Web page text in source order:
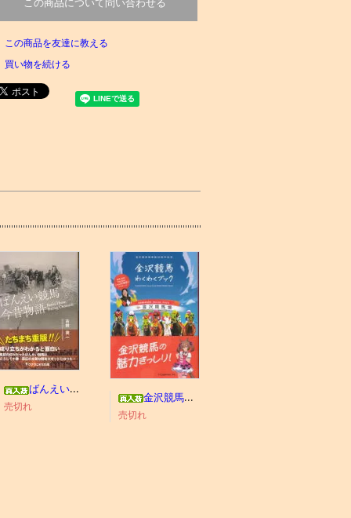
この商品について問い合わせる
この商品を友達に教える
買い物を続ける
ばんえい競馬今昔物語
売切れ
金沢競馬わくわくブック
売切れ